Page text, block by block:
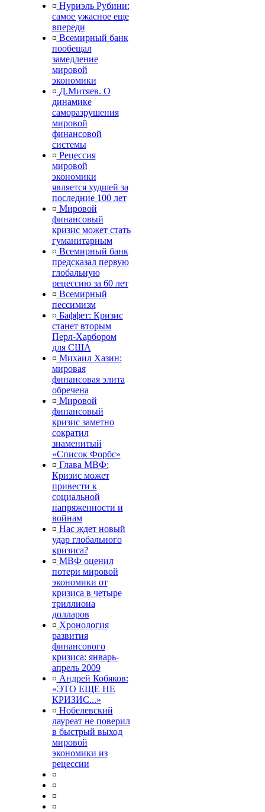
¤ Нуриэль Рубини:
самое ужасное еще
впереди
¤ Всемирный банк
пообещал
замедление
мировой
экономики
¤ Д.Митяев. О
динамике
саморазрушения
мировой
финансовой
системы
¤ Рецессия
мировой
экономики
является худшей за
последние 100 лет
¤ Мировой
финансовый
кризис может стать
гуманитарным
¤ Всемирный банк
предсказал первую
глобальную
рецессию за 60 лет
¤ Всемирный
пессимизм
¤ Баффет: Кризис
станет вторым
Перл-Харбором
для США
¤ Михаил Хазин:
мировая
финансовая элита
обречена
¤ Мировой
финансовый
кризис заметно
сократил
знаменитый
«Список Форбс»
¤ Глава МВФ:
Кризис может
привести к
социальной
напряженности и
войнам
¤ Нас ждет новый
удар глобального
кризиса?
¤ МВФ оценил
потери мировой
экономики от
кризиса в четыре
триллиона
долларов
¤ Хронология
развития
финансового
кризиса: январь-
апрель 2009
¤ Андрей Кобяков:
«ЭТО ЕЩЕ НЕ
КРИЗИС...»
¤ Нобелевский
лауреат не поверил
в быстрый выход
мировой
экономики из
рецессии
¤
¤
¤
¤